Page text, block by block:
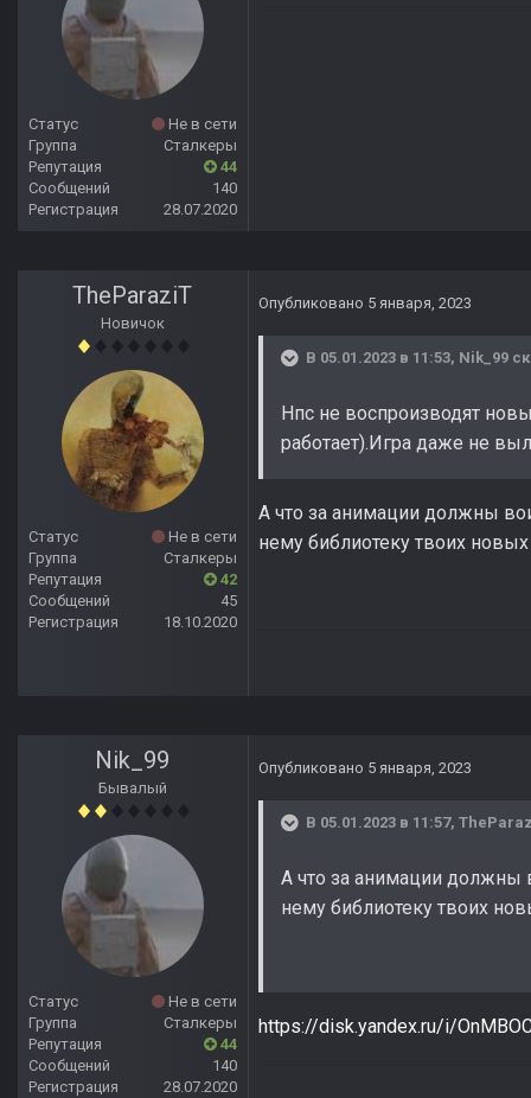
Статус
Не в сети
Группа
Сталкеры
Репутация
44
Сообщений
140
Регистрация
28.07.2020
TheParaziT
Новичок
Статус
Не в сети
Группа
Сталкеры
Репутация
42
Сообщений
45
Регистрация
18.10.2020
Опубликовано 5 января, 2023
В 05.01.2023 в 11:53, Nik_99
Нпс не воспроизводят
работает).Игра даже не
А что за анимации должны
нему библиотеку твоих
Nik_99
Бывалый
Статус
Не в сети
Группа
Сталкеры
Репутация
44
Сообщений
140
Регистрация
28.07.2020
Опубликовано 5 января, 2023
В 05.01.2023 в 11:57,
А что за анимации должны
нему библиотеку твоих
https://disk.yandex.ru/i/